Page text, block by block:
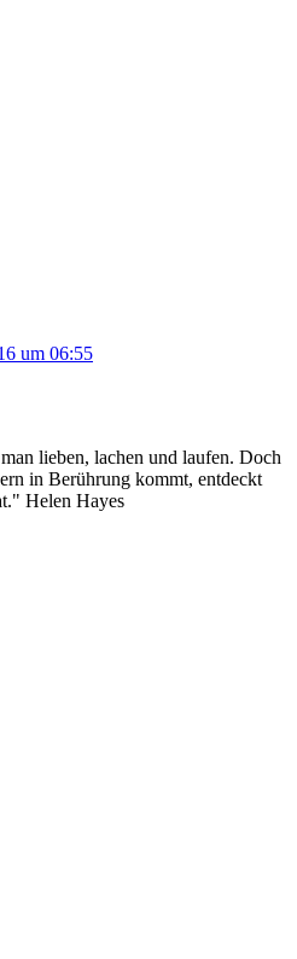
um 06:55
lieben, lachen und laufen. Doch
in Berührung kommt, entdeckt
Helen Hayes